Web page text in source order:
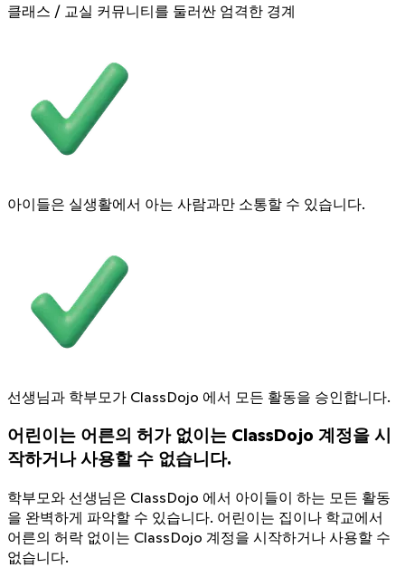
클래스 / 교실 커뮤니티를 둘러싼 엄격한 경계
아이들은 실생활에서 아는 사람과만 소통할 수 있습니다.
선생님과 학부모가 ClassDojo 에서 모든 활동을 승인합니다.
어린이는 어른의 허가 없이는 ClassDojo 계정을 시
작하거나 사용할 수 없습니다.
학부모와 선생님은 ClassDojo 에서 아이들이 하는 모든 활동
을 완벽하게 파악할 수 있습니다. 어린이는 집이나 학교에서
어른의 허락 없이는 ClassDojo 계정을 시작하거나 사용할 수
없습니다.